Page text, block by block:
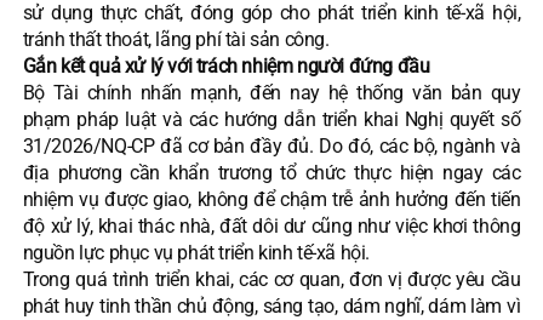
sử dụng thực chất, đóng góp cho phát triển kinh tế-xã hội,
tránh thất thoát, lãng phí tài sản công.
Gắn kết quả xử lý với trách nhiệm người đứng đầu
Bộ Tài chính nhấn mạnh, đến nay hệ thống văn bản quy
phạm pháp luật và các hướng dẫn triển khai Nghị quyết số
31/2026/NQ-CP đã cơ bản đầy đủ. Do đó, các bộ, ngành và
địa phương cần khẩn trương tổ chức thực hiện ngay các
nhiệm vụ được giao, không để chậm trễ ảnh hưởng đến tiến
độ xử lý, khai thác nhà, đất dôi dư cũng như việc khơi thông
nguồn lực phục vụ phát triển kinh tế-xã hội.
Trong quá trình triển khai, các cơ quan, đơn vị được yêu cầu
phát huy tinh thần chủ động, sáng tạo, dám nghĩ, dám làm vì